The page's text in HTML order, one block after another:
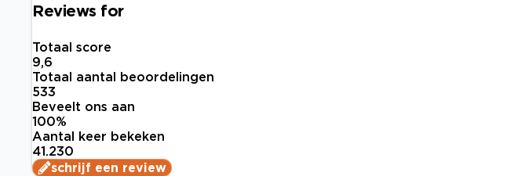
Reviews for
Totaal score
9,6
Totaal aantal beoordelingen
533
Beveelt ons aan
100%
Aantal keer bekeken
41.230
schrijf een review